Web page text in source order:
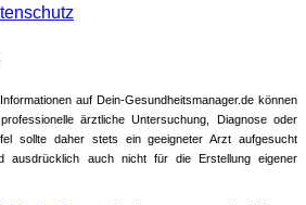
auf Dein-Gesundheitsmanager.de können
ärztliche Untersuchung, Diagnose oder
sollte daher stets ein geeigneter Arzt aufgesucht
ausdrücklich auch nicht für die Erstellung eigener